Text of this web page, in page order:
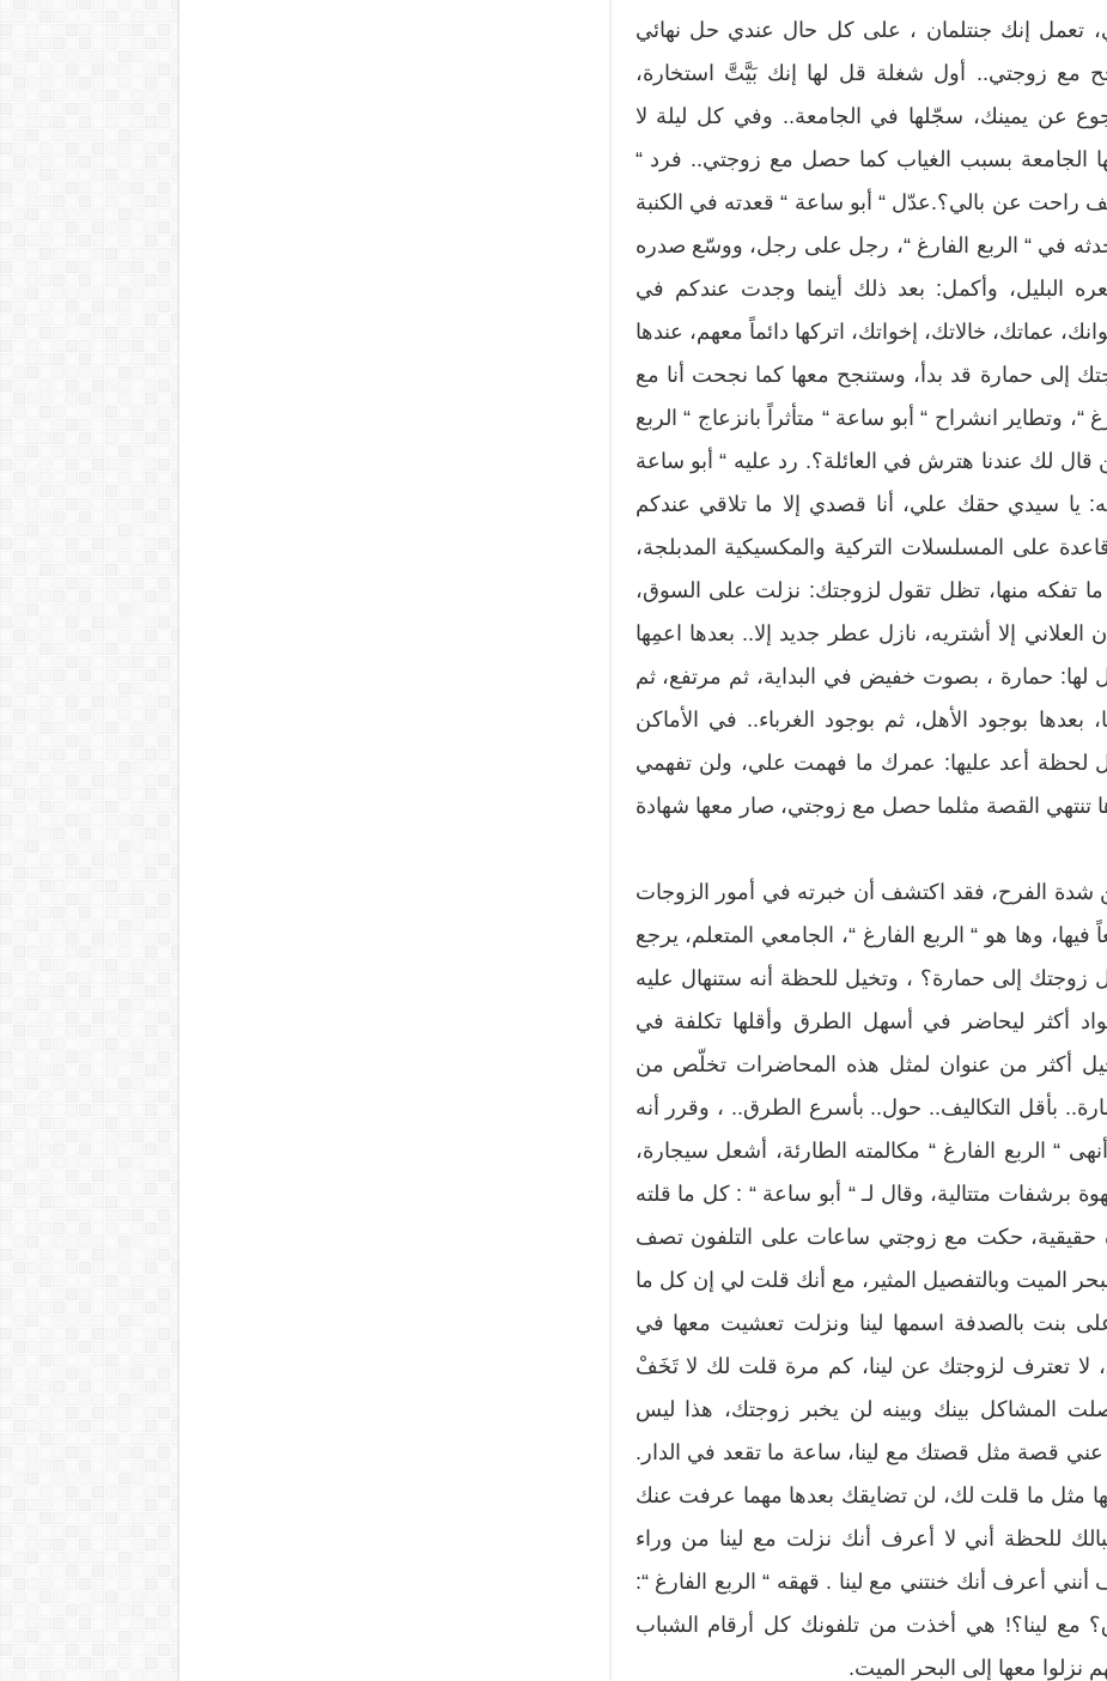
تعمل إنك جنتلمان ، على كل حال عندي حل نهائي
زوجتي.. أول شغلة قل لها إنك بَيَّتَّ استخارة،
عن يمينك، سجّلها في الجامعة.. وفي كل ليلة لا
الجامعة بسبب الغياب كما حصل مع زوجتي.. فرد “
راحت عن بالي؟.عدّل “ أبو ساعة “ قعدته في الكنبة
أحدثه في “ الربع الفارغ “، رجل على رجل، ووسّع صدره
وأكمل: بعد ذلك أينما وجدت عندكم في
عماتك، خالاتك، إخواتك، اتركها دائماً معهم، عندها
حمارة قد بدأ، وستنجح معها كما نجحت أنا مع
وتطاير انشراح “ أبو ساعة “ متأثراً بانزعاج “ الربع
قال لك عندنا هترش في العائلة؟. رد عليه “ أبو ساعة
يا سيدي حقك علي، أنا قصدي إلا ما تلاقي عندكم
على المسلسلات التركية والمكسيكية المدبلجة،
ما تفكه منها، تظل تقول لزوجتك: نزلت على السوق،
العلاني إلا أشتريه، نازل عطر جديد إلا.. بعدها اعمِها
لها: حمارة ، بصوت خفيض في البداية، ثم مرتفع، ثم
بعدها بوجود الأهل، ثم بوجود الغرباء.. في الأماكن
لحظة أعد عليها: عمرك ما فهمت علي، ولن تفهمي
تنتهي القصة مثلما حصل مع زوجتي، صار معها شهادة
شدة الفرح، فقد اكتشف أن خبرته في أمور الزوجات
وها هو “ الربع الفارغ “، الجامعي المتعلم، يرجع
إلى حمارة؟ ، وتخيل للحظة أنه ستنهال عليه
أكثر ليحاضر في أسهل الطرق وأقلها تكلفة في
أكثر من عنوان لمثل هذه المحاضرات تخلّص من
بأقل التكاليف.. حول.. بأسرع الطرق.. ، وقرر أنه
“ الربع الفارغ “ مكالمته الطارئة، أشعل سيجارة،
برشفات متتالية، وقال لـ “ أبو ساعة “ : كل ما قلته
حقيقية، حكت مع زوجتي ساعات على التلفون تصف
الميت وبالتفصيل المثير، مع أنك قلت لي إن كل ما
بنت بالصدفة اسمها لينا ونزلت تعشيت معها في
لا تعترف لزوجتك عن لينا، كم مرة قلت لك لا تَخَفْ
المشاكل بينك وبينه لن يخبر زوجتك، هذا ليس
عني قصة مثل قصتك مع لينا، ساعة ما تقعد في الدار.
مثل ما قلت لك، لن تضايقك بعدها مهما عرفت عنك
للحظة أني لا أعرف أنك نزلت مع لينا من وراء
أعرف أنك خنتني مع لينا . قهقه “ الربع الفارغ “:
لينا؟! هي أخذت من تلفونك كل أرقام الشباب
نزلوا معها إلى البحر الميت.